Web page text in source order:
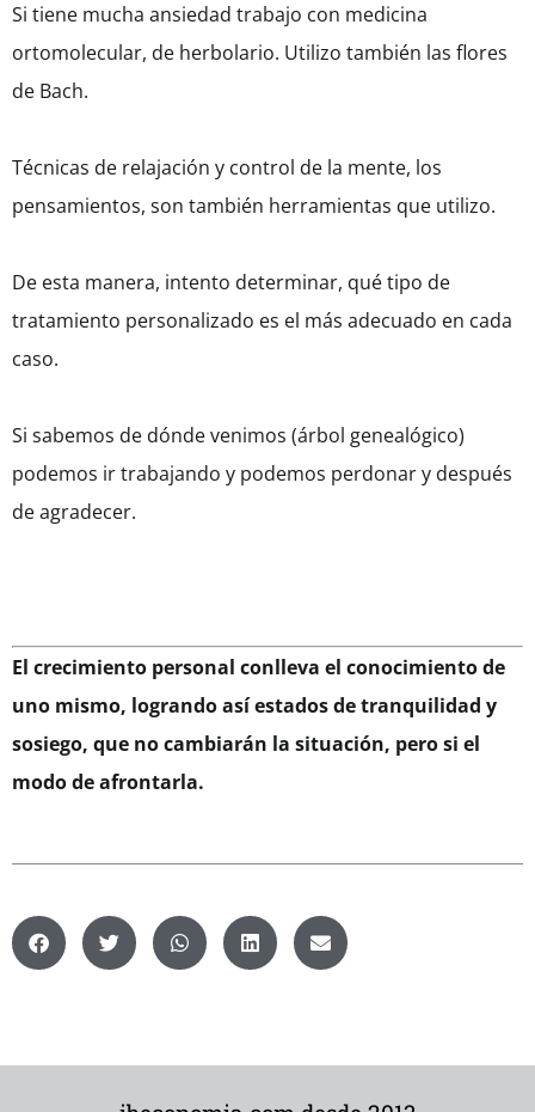
Si tiene mucha ansiedad trabajo con medicina
ortomolecular, de herbolario. Utilizo también las flores
de Bach.
Técnicas de relajación y control de la mente, los
pensamientos, son también herramientas que utilizo.
De esta manera, intento determinar, qué tipo de
tratamiento personalizado es el más adecuado en cada
caso.
Si sabemos de dónde venimos (árbol genealógico)
podemos ir trabajando y podemos perdonar y después
de agradecer.
El crecimiento personal conlleva el conocimiento de
uno mismo, logrando así estados de tranquilidad y
sosiego, que no cambiarán la situación, pero si el
modo de afrontarla.